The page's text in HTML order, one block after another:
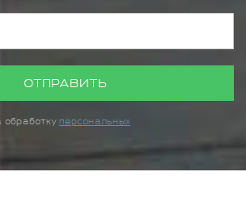
ОТПРАВИТЬ
обработку персональных